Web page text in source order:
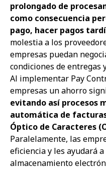
prolongado de
como consecuencia
pago, hacer pagos
molestia a los
empresas puedan
condiciones de entregas
Al implementar Pay
empresas un ahorro
evitando así procesos
automática de
Óptico de Caracteres
Paralelamente, las
eficiencia y les ayudará
almacenamiento